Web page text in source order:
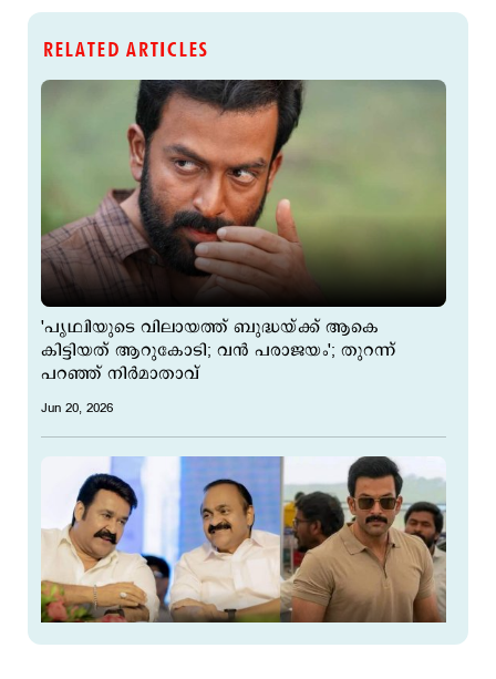
RELATED ARTICLES
'പൃഥ്വിയുടെ വിലായത്ത് ബുദ്ധയ്ക്ക് ആകെ
കിട്ടിയത് ആറുകോടി; വന്‍ പരാജയം'; തുറന്ന്
പറഞ്ഞ് നിര്‍മാതാവ്
Jun 20, 2026